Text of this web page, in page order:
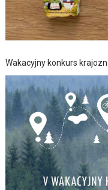
Wakacyjny konkurs